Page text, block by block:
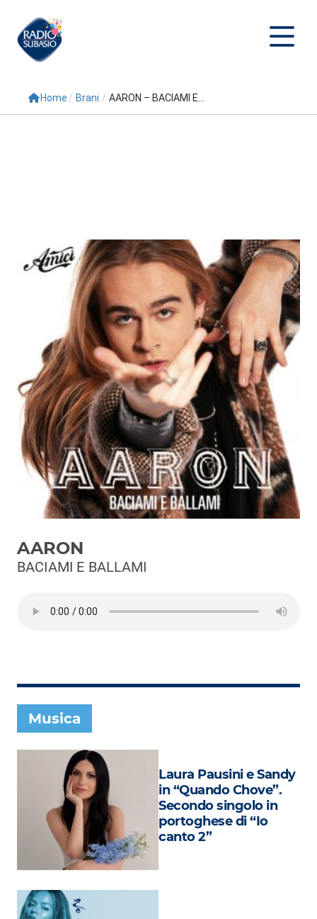
Cerca
Programmi
Conduttori
Repliche
Podcast
3xTe
Interviste
Playlist
Novità
Subasio Playlist
Web Radio
Radio Subasio
Radio Subasio +
Radio Suby
Video
Foto
Speciali
Oroscopo
Radio Subasio Music Club
Sanremo 2026
News
Musica
Home / Brani / AARON – BACIAMI E...
AARON
BACIAMI E BALLAMI
Musica
Laura Pausini e Sandy
in “Quando Chove”.
Secondo singolo in
portoghese di “Io
canto 2”